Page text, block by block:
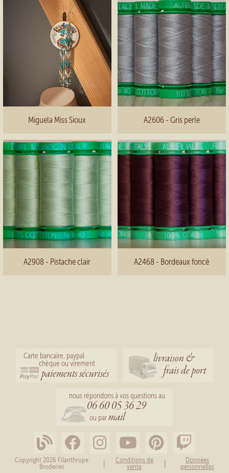
Miguela Miss Sioux A2606 - Gris perle
A2908 - Pistache clair A2468 - Bordeaux foncé
Carte bancaire, paypal
chèque ou virement
paiements sécurisés
livraison &
frais de port
nous répondons à vos questions au
06 60 05 36 29
ou parmail
Copyright 2026 Filanthrope
Broderies | Conditions de
vente | Données
personnelles